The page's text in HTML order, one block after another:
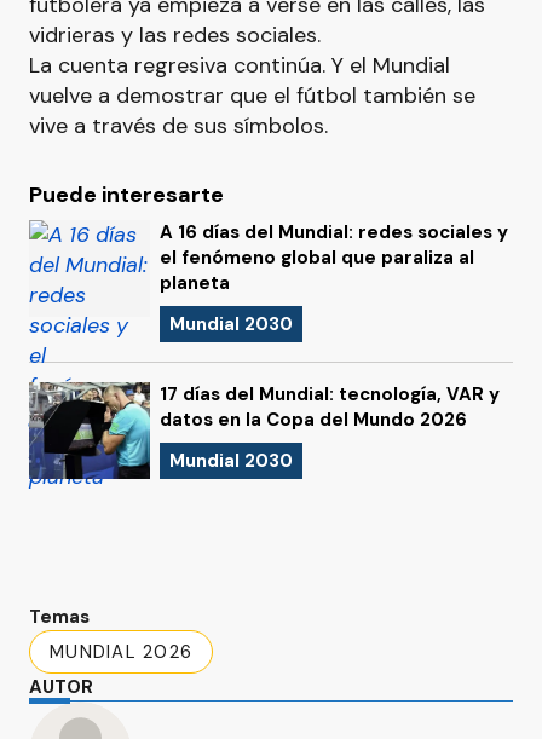
vidrieras y las redes sociales.
La cuenta regresiva continúa. Y el Mundial
vuelve a demostrar que el fútbol también se
vive a través de sus símbolos.
Puede interesarte
A 16 días del Mundial: redes sociales y
el fenómeno global que paraliza al
planeta
Mundial 2030
17 días del Mundial: tecnología, VAR y
datos en la Copa del Mundo 2026
Mundial 2030
Temas
MUNDIAL 2026
AUTOR